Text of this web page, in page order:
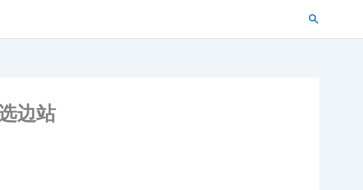
搜
边站